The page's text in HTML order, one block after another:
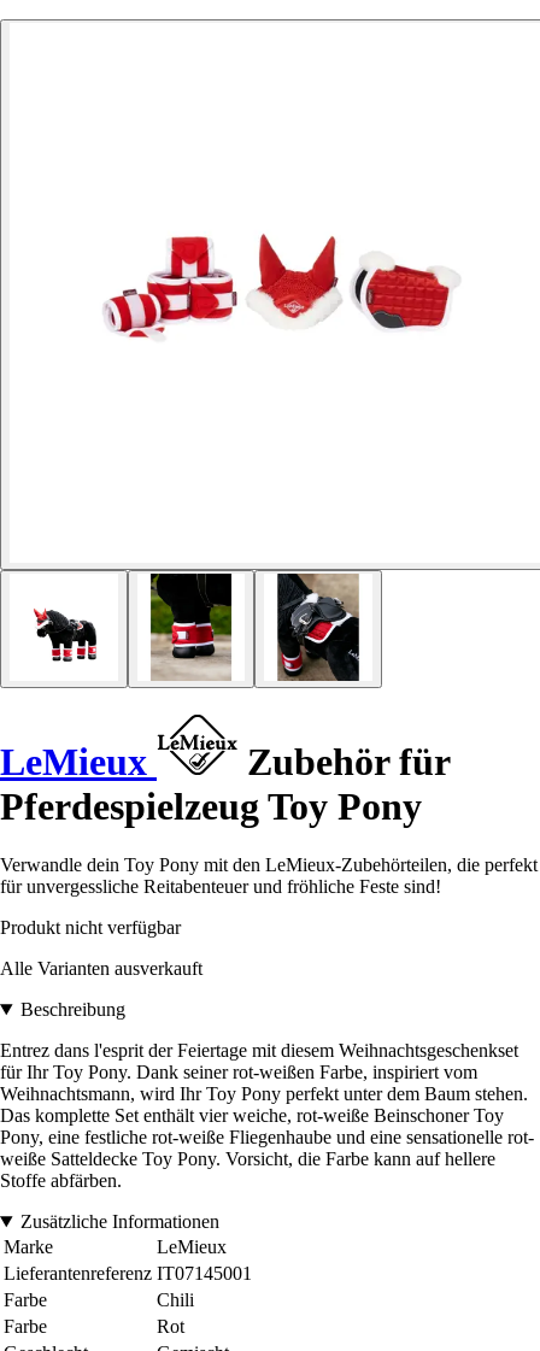
LeMieux
Zubehör für
Pferdespielzeug Toy Pony
Verwandle dein Toy Pony mit den LeMieux-Zubehörteilen, die perfekt
für unvergessliche Reitabenteuer und fröhliche Feste sind!
Produkt nicht verfügbar
Alle Varianten ausverkauft
Beschreibung
Entrez dans l'esprit der Feiertage mit diesem Weihnachtsgeschenkset
für Ihr Toy Pony. Dank seiner rot-weißen Farbe, inspiriert vom
Weihnachtsmann, wird Ihr Toy Pony perfekt unter dem Baum stehen.
Das komplette Set enthält vier weiche, rot-weiße Beinschoner Toy
Pony, eine festliche rot-weiße Fliegenhaube und eine sensationelle rot-
weiße Satteldecke Toy Pony. Vorsicht, die Farbe kann auf hellere
Stoffe abfärben.
Zusätzliche Informationen
Marke
LeMieux
Lieferantenreferenz IT07145001
Farbe
Chili
Farbe
Rot